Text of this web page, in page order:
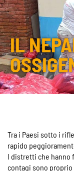
IL
Tra i Paesi sotto i
rapido
I distretti che hanno
contagi sono proprio